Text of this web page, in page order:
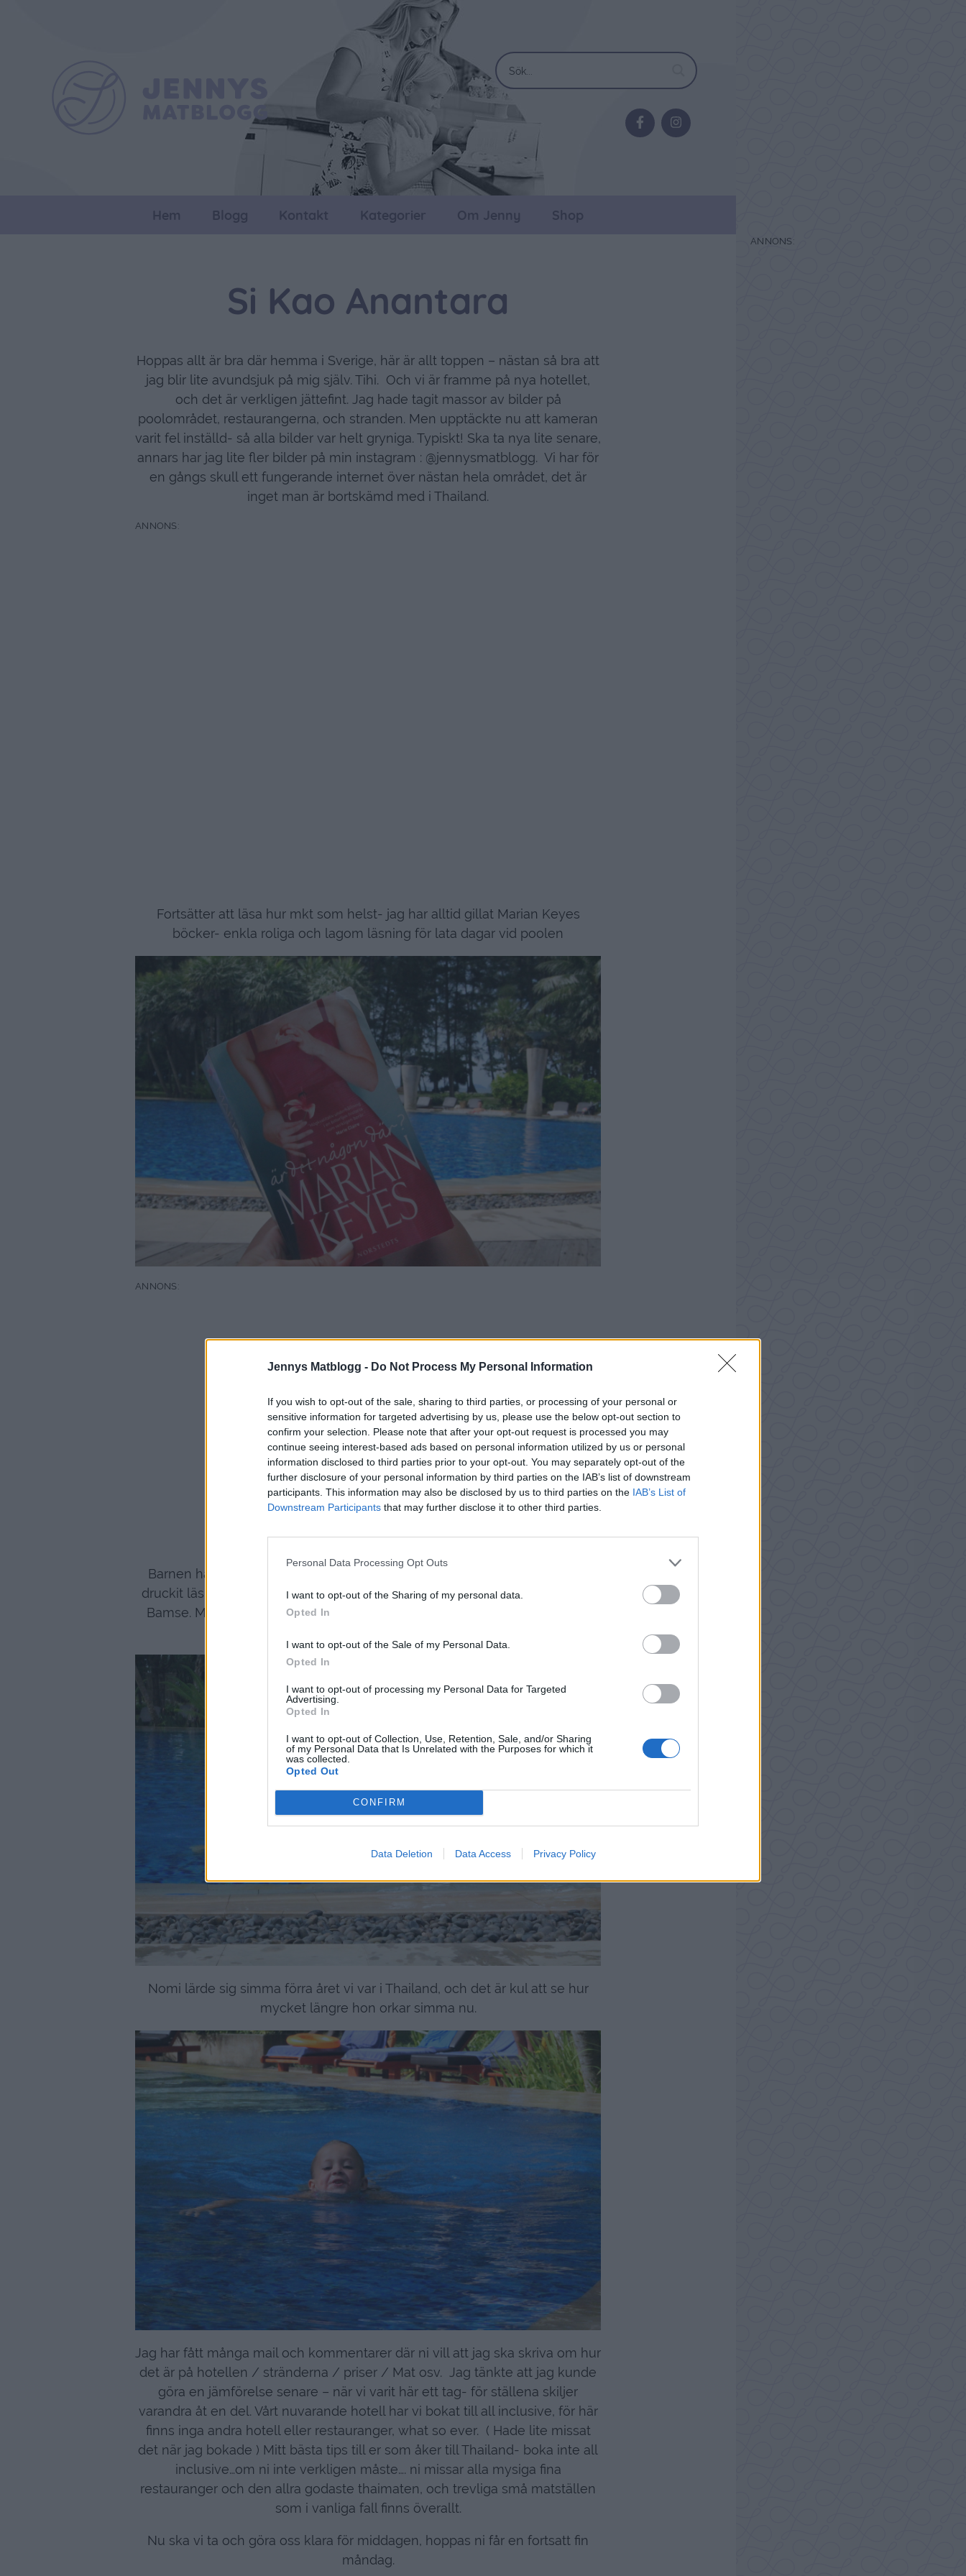
Jennys Matblogg - Do Not Process My Personal Information
If you wish to opt-out of the sale, sharing to third parties, or processing of your personal or
sensitive information for targeted advertising by us, please use the below opt-out section to
confirm your selection. Please note that after your opt-out request is processed you may
continue seeing interest-based ads based on personal information utilized by us or personal
information disclosed to third parties prior to your opt-out. You may separately opt-out of the
further disclosure of your personal information by third parties on the IAB’s list of downstream
participants. This information may also be disclosed by us to third parties on the IAB’s List of
Downstream Participants that may further disclose it to other third parties.
Personal Data Processing Opt Outs
I want to opt-out of the Sharing of my personal data.
Opted In
I want to opt-out of the Sale of my Personal Data.
Opted In
I want to opt-out of processing my Personal Data for Targeted
Advertising.
Opted In
I want to opt-out of Collection, Use, Retention, Sale, and/or Sharing
of my Personal Data that Is Unrelated with the Purposes for which it
was collected.
Opted Out
CONFIRM
Data Deletion Data Access Privacy Policy
Hem Blogg Kontakt Kategorier Om Jenny Shop
Si Kao Anantara
Hoppas allt är bra där hemma i Sverige, här är allt toppen – nästan så bra att
jag blir lite avundsjuk på mig själv. Tihi. Och vi är framme på nya hotellet,
och det är verkligen jättefint. Jag hade tagit massor av bilder på
poolområdet, restaurangerna, och stranden. Men upptäckte nu att kameran
varit fel inställd- så alla bilder var helt gryniga. Typiskt! Ska ta nya lite senare,
annars har jag lite fler bilder på min instagram : @jennysmatblogg. Vi har för
en gångs skull ett fungerande internet över nästan hela området, det är
inget man är bortskämd med i Thailand.
Fortsätter att läsa hur mkt som helst- jag har alltid gillat Marian Keyes
böcker- enkla roliga och lagom läsning för lata dagar vid poolen
Barnen har hittat nya vänner, även de får Växjö och det har badat massa,
druckit läsk & ätit glass. Och nu i eftermiddag var det dansuppvisning efter
Bamse. Mycket aktiviteter ärdet här om dagarna, vattengympa, yoga och
Nomi lärde sig simma förra året vi var i Thailand, och det är kul att se hur
mycket längre hon orkar simma nu.
Jag har fått många mail och kommentarer där ni vill att jag ska skriva om hur
det är på hotellen / stränderna / priser / Mat osv. Jag tänkte att jag kunde
göra en jämförelse senare – när vi varit här ett tag- för ställena skiljer
varandra åt en del. Vårt nuvarande hotell har vi bokat till all inclusive, för här
finns inga andra hotell eller restauranger, what so ever. ( Hade lite missat
det när jag bokade ) Mitt bästa tips till er som åker till Thailand- boka inte all
inclusive…om ni inte verkligen måste…. ni missar alla mysiga fina
restauranger och den allra godaste thaimaten, och trevliga små matställen
som i vanliga fall finns överallt.
Nu ska vi ta och göra oss klara för middagen, hoppas ni får en fortsatt fin
måndag.